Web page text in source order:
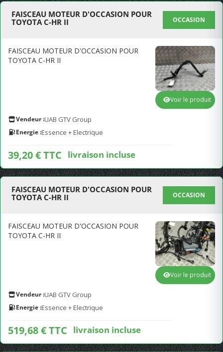
FAISCEAU MOTEUR D'OCCASION POUR
TOYOTA C-HR II
OCCASION
FAISCEAU MOTEUR D'OCCASION POUR
TOYOTA C-HR II
Vendeur :UAB GTV Group
Energie :Essence + Electrique
39,20 € TTC livraison incluse
Voir le produit
FAISCEAU MOTEUR D'OCCASION POUR
TOYOTA C-HR II
OCCASION
FAISCEAU MOTEUR D'OCCASION POUR
TOYOTA C-HR II
Vendeur :UAB GTV Group
Energie :Essence + Electrique
519,68 € TTC livraison incluse
Voir le produit